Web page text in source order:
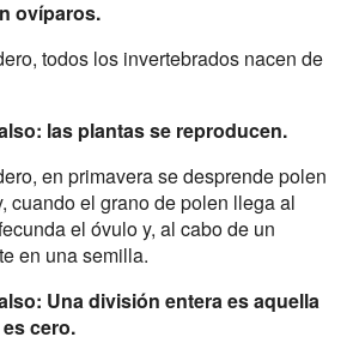
ovíparos.
todos los invertebrados nacen de
las plantas se reproducen.
en primavera se desprende polen
cuando el grano de polen llega al
el óvulo y, al cabo de un
en una semilla.
Una división entera es aquella
cero.